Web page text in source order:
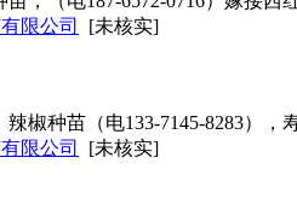
限公司 [未核实]
椒种苗（电133-7145-8283）
限公司 [未核实]